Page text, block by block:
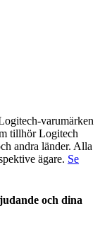
varumärken
tillhör Logitech
andra länder. Alla
ägare. Se
och dina